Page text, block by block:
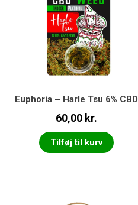
Euphoria – Harle Tsu 6% CBD
60,00 kr.
Tilføj til kurv